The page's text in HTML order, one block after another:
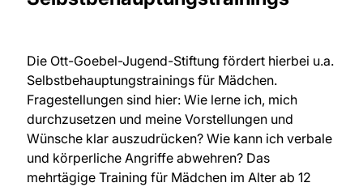
Die Ott-Goebel-Jugend-Stiftung fördert hierbei u.a.
Selbstbehauptungstrainings für Mädchen.
Fragestellungen sind hier: Wie lerne ich, mich
durchzusetzen und meine Vorstellungen und
Wünsche klar auszudrücken? Wie kann ich verbale
und körperliche Angriffe abwehren? Das
mehrtägige Training für Mädchen im Alter ab 12